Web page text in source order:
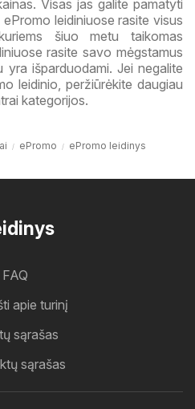
Visas jas galite pamatyti
leidiniuose rasite visus
šiuo metu taikomas
rasite savo mėgstamus
yra išparduodami. Jei negalite
leidinio, peržiūrėkite daugiau
kategorijos.
ePromo ePromo leidinys
FAQ
apie turinį
sąrašas
sąrašas